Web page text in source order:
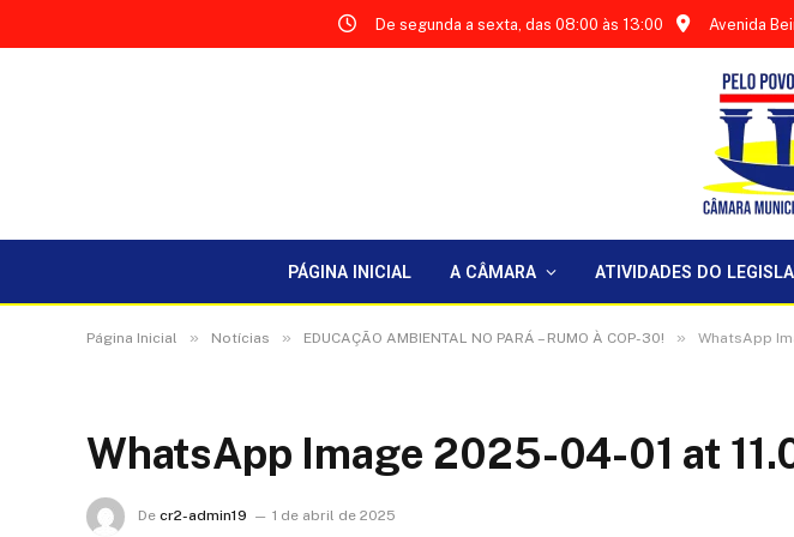
De segunda a sexta, das 08:00 às 13:00 Avenida
PÁGINA INICIAL A CÂMARA ATIVIDADES DO
Página Inicial » Notícias » EDUCAÇÃO AMBIENTAL NO PARÁ – RUMO À COP-30! » WhatsApp
WhatsApp Image 2025-04-01 at
De cr2-admin19 1 de abril de 2025